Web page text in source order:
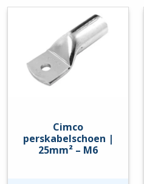
Cimco
perskabelschoen |
25mm² – M6